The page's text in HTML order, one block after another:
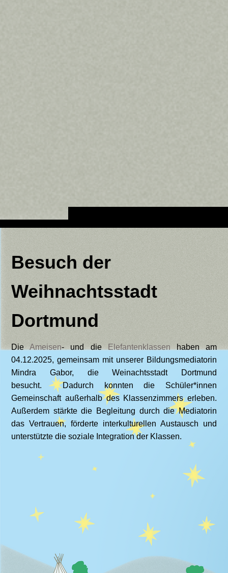
Besuch der
Weihnachtsstadt
Dortmund
DieAmeisen- und die Elefantenklassenhaben am
04.12.2025, gemeinsam mit unserer Bildungsmediatorin
Mindra Gabor, die Weinachtsstadt Dortmund
besucht. Dadurch konnten die Schüler*innen
Gemeinschaft außerhalb des Klassenzimmers erleben.
Außerdem stärkte die Begleitung durch die Mediatorin
das Vertrauen, förderte interkulturellen Austausch und
unterstützte die soziale Integration der Klassen.